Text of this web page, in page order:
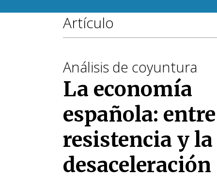
Artículo
Análisis de coyuntura
La economía
española:
resistencia y la
desaceleración